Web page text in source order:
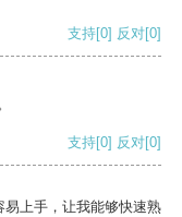
支持[0] 反对[0]
支持[0] 反对[0]
上手，让我能够快速熟